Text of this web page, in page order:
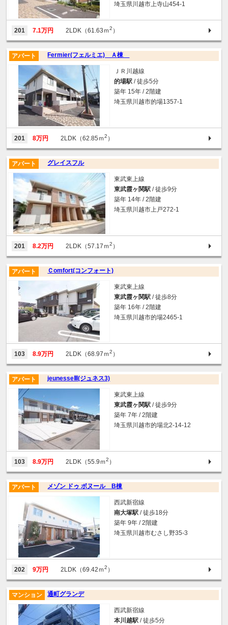
埼玉県川越市上寺山454-1
201 7.1万円 2LDK（61.63ｍ2 ）
Fermier(フェルミエ) Ａ棟
アパート
ＪＲ川越線
的場駅 / 徒歩5分
築年 15年 / 2階建
埼玉県川越市的場1357-1
201 8万円 2LDK（62.85ｍ2 ）
グレイスフル
アパート
東武東上線
東武霞ヶ関駅 / 徒歩9分
築年 14年 / 2階建
埼玉県川越市上戸272-1
201 8.2万円 2LDK（57.17ｍ2 ）
Ｃomfort(コンフォート)
アパート
東武東上線
東武霞ヶ関駅 / 徒歩8分
築年 16年 / 2階建
埼玉県川越市的場2465-1
103 8.9万円 2LDK（68.97ｍ2 ）
jeunesseⅢ(ジュネス3)
アパート
東武東上線
東武霞ヶ関駅 / 徒歩9分
築年 7年 / 2階建
埼玉県川越市的場北2-14-12
103 8.9万円 2LDK（55.9ｍ2 ）
メゾン ドゥ ボヌール B棟
アパート
西武新宿線
南大塚駅 / 徒歩18分
築年 9年 / 2階建
埼玉県川越市むさし野35-3
202 9万円 2LDK（69.42ｍ2 ）
通町グランデ
マンション
西武新宿線
本川越駅 / 徒歩5分